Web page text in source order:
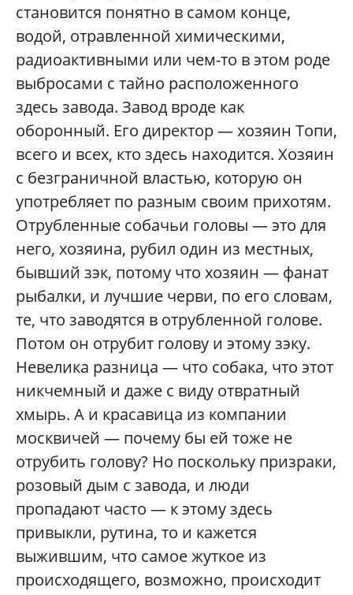
становится понятно в самом конце,
водой, отравленной химическими,
радиоактивными или чем-то в этом роде
выбросами с тайно расположенного
здесь завода. Завод вроде как
оборонный. Его директор — хозяин Топи,
всего и всех, кто здесь находится. Хозяин
с безграничной властью, которую он
употребляет по разным своим прихотям.
Отрубленные собачьи головы — это для
него, хозяина, рубил один из местных,
бывший зэк, потому что хозяин — фанат
рыбалки, и лучшие черви, по его словам,
те, что заводятся в отрубленной голове.
Потом он отрубит голову и этому зэку.
Невелика разница — что собака, что этот
никчемный и даже с виду отвратный
хмырь. А и красавица из компании
москвичей — почему бы ей тоже не
отрубить голову? Но поскольку призраки,
розовый дым с завода, и люди
пропадают часто — к этому здесь
привыкли, рутина, то и кажется
выжившим, что самое жуткое из
происходящего, возможно, происходит